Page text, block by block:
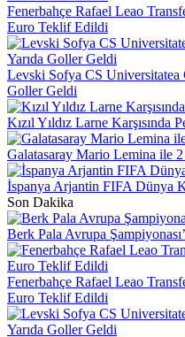
Fenerbahçe Rafael Leao
Euro Teklif Edildi
Levski Sofya CS Universitatea
Goller Geldi
Kızıl Yıldız Larne Karşısında
Galatasaray Mario Lemina ile 2
İspanya Arjantin FIFA Dünya
Son Dakika
Berk Pala Avrupa
Fenerbahçe Rafael Leao
Euro Teklif Edildi